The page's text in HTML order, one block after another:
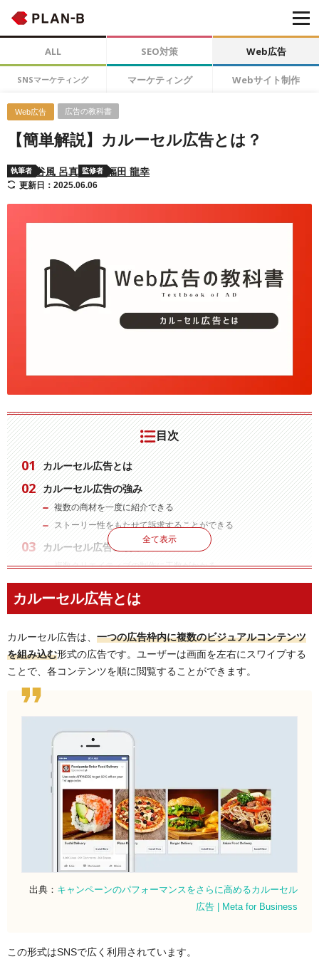
ALL SEO対策 Web広告
SNSマーケティング マーケティング Webサイト制作
Web広告 広告の教科書
【簡単解説】カルーセル広告とは？
執筆者 谷風 呂真 監修者 福田 龍幸
更新日：2025.06.06
目次
カルーセル広告とは
カルーセル広告の強み
複数の商材を一度に紹介できる
ストーリー性をもたせて訴求することができる
カルーセル広告の弱み
複数クリエイティブの制作に工数がかかる
途中で離脱される場合がある
カルーセル広告の注意点
デバイスによってエンゲージメント率に差が出る
まとめ
全て表示
カルーセル広告とは
カルーセル広告は、 一つの広告枠内に複数のビジュアルコンテンツ
を組み込む形式の広告です。ユーザーは画面を左右にスワイプする
ことで、各コンテンツを順に閲覧することができます。
出典： キャンペーンのパフォーマンスをさらに高めるカルーセル
広告 | Meta for Business
この形式はSNSで広く利用されています。